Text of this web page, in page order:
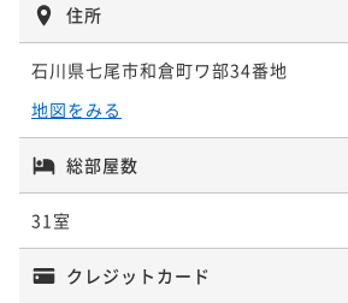
住所
石川県七尾市和倉町ワ部34番地
地図をみる
総部屋数
31室
クレジットカード